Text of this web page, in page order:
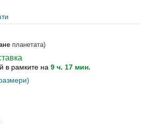
планетата)
в рамките на 9 ч. 17 мин.